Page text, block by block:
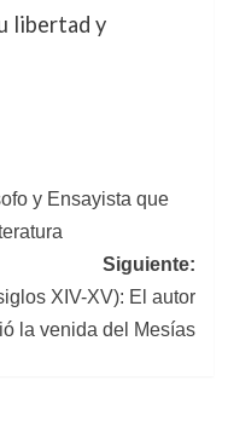
libertad y
y Ensayista que
Siguiente:
XIV-XV): El autor
la venida del Mesías